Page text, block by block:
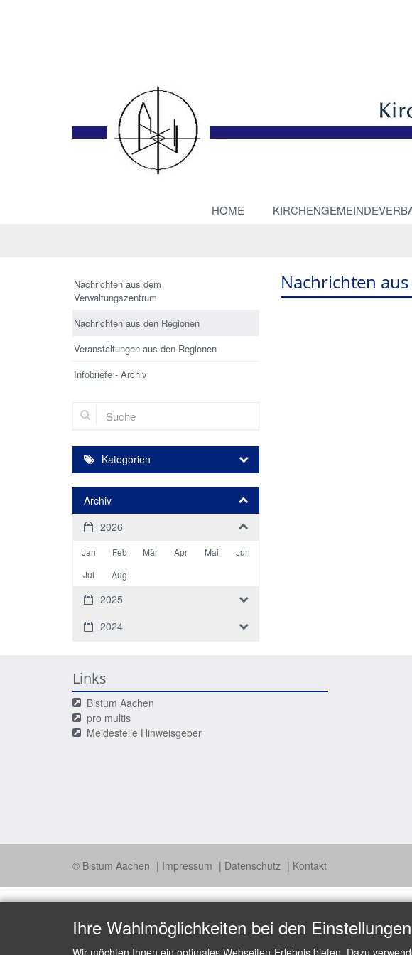
HOME
Nachrichten
Nachrichten aus dem
Verwaltungszentrum
Nachrichten aus den Regionen
Veranstaltungen aus den Regionen
Infobriefe - Archiv
Suche
Kategorien
Archiv
2026
Jan Feb Mär Apr Mai
Jun
Jul
Aug
2025
2024
Links
Bistum Aachen
pro multis
Meldestelle Hinweisgeber
© Bistum Aachen Impressum Datenschutz Kontakt
Ihre Wahlmöglichkeiten bei den
Wir möchten Ihnen ein optimales Webseiten-Erlebnis bieten. Dazu